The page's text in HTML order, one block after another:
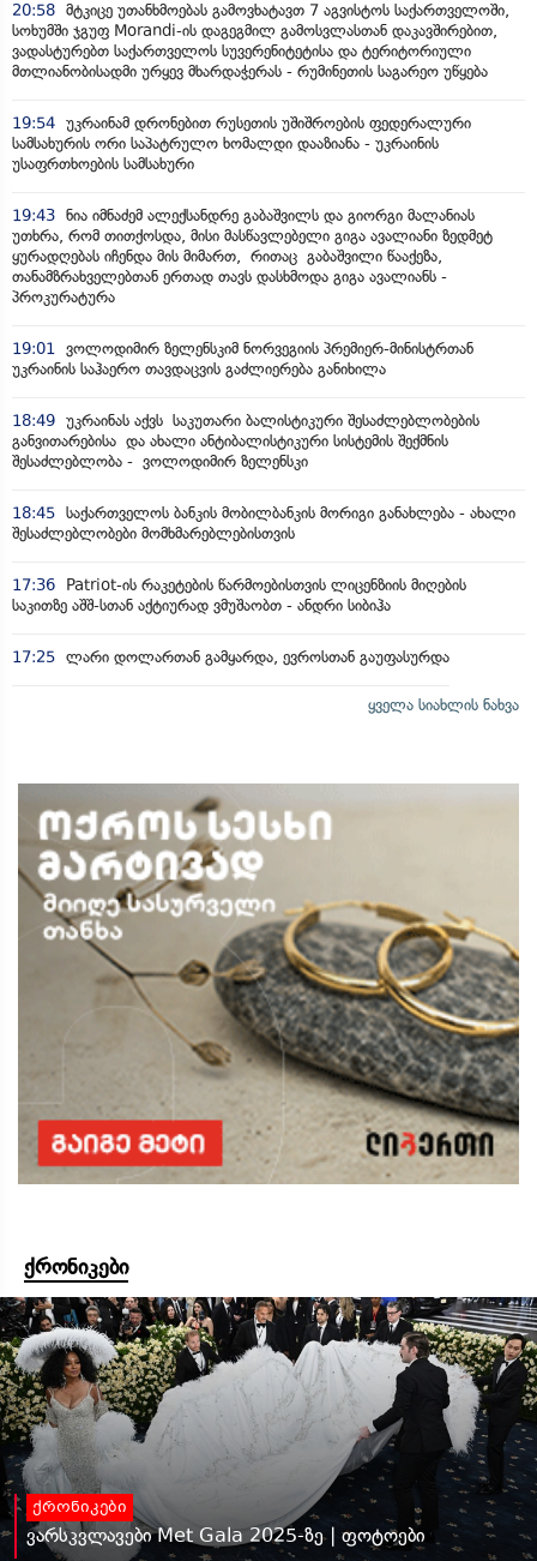
20:58 მტკიცე უთანხმოებას გამოვხატავთ 7 აგვისტოს საქართველოში,
სოხუმში ჯგუფ Morandi-ის დაგეგმილ გამოსვლასთან დაკავშირებით,
ვადასტურებთ საქართველოს სუვერენიტეტისა და ტერიტორიული
მთლიანობისადმი ურყევ მხარდაჭერას - რუმინეთის საგარეო უწყება
19:54 უკრაინამ დრონებით რუსეთის უშიშროების ფედერალური
სამსახურის ორი საპატრულო ხომალდი დააზიანა - უკრაინის
უსაფრთხოების სამსახური
19:43 ნია იმნაძემ ალექსანდრე გაბაშვილს და გიორგი მალანიას
უთხრა, რომ თითქოსდა, მისი მასწავლებელი გიგა ავალიანი ზედმეტ
ყურადღებას იჩენდა მის მიმართ, რითაც გაბაშვილი წააქეზა,
თანამზრახველებთან ერთად თავს დასხმოდა გიგა ავალიანს -
პროკურატურა
19:01 ვოლოდიმირ ზელენსკიმ ნორვეგიის პრემიერ-მინისტრთან
უკრაინის საჰაერო თავდაცვის გაძლიერება განიხილა
18:49 უკრაინას აქვს საკუთარი ბალისტიკური შესაძლებლობების
განვითარებისა და ახალი ანტიბალისტიკური სისტემის შექმნის
შესაძლებლობა - ვოლოდიმირ ზელენსკი
18:45 საქართველოს ბანკის მობილბანკის მორიგი განახლება - ახალი
შესაძლებლობები მომხმარებლებისთვის
17:36
Patriot-ის რაკეტების წარმოებისთვის ლიცენზიის მიღების
საკითზე აშშ-სთან აქტიურად ვმუშაობთ - ანდრი სიბიჰა
17:25 ლარი დოლართან გამყარდა, ევროსთან გაუფასურდა
ყველა სიახლის ნახვა
ქრონიკები
ქრონიკები
ვარსკვლავები Met Gala 2025-ზე | ფოტოები